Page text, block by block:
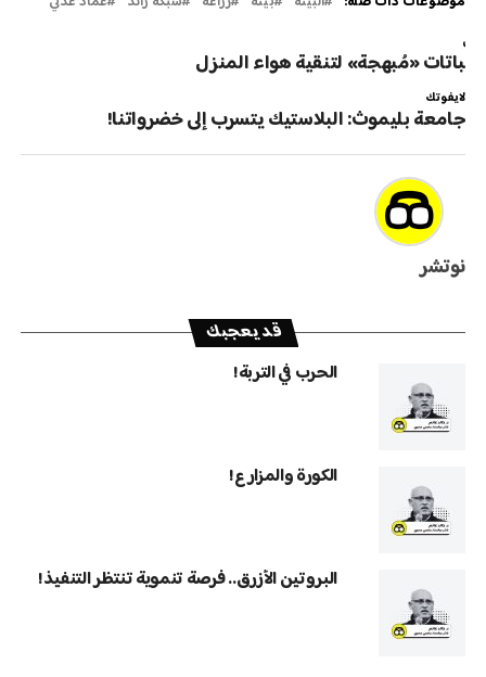
لايفوتك
جامعة بليموث: البلاستيك يتسرب إلى خضرواتنا!
نوتشر
قد يعجبك
الحرب في التربة!
الكورة والمزارع!
البروتين الأزرق.. فرصة تنموية تنتظر التنفيذ!